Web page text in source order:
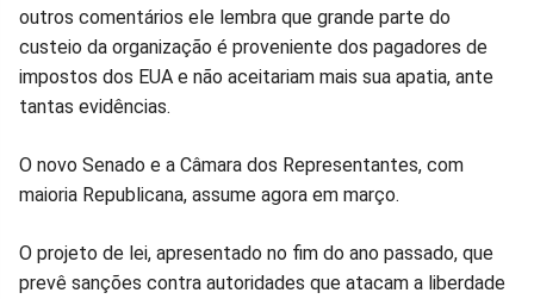
outros comentários ele lembra que grande parte do
custeio da organização é proveniente dos pagadores de
impostos dos EUA e não aceitariam mais sua apatia, ante
tantas evidências.
O novo Senado e a Câmara dos Representantes, com
maioria Republicana, assume agora em março.
O projeto de lei, apresentado no fim do ano passado, que
prevê sanções contra autoridades que atacam a liberdade